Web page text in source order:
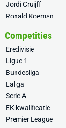
Jordi Cruijff
Ronald Koeman
Competities
Eredivisie
Ligue 1
Bundesliga
Laliga
Serie A
EK-kwalificatie
Premier League